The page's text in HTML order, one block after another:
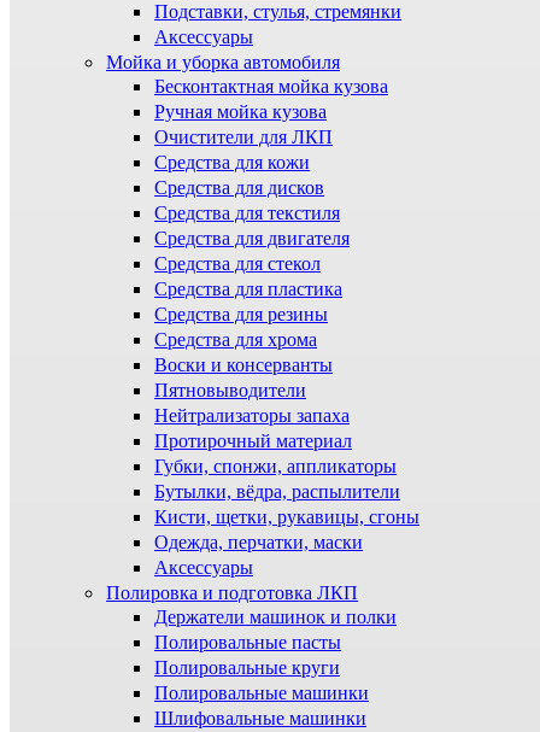
Подставки, стулья, стремянки
Аксессуары
Мойка и уборка автомобиля
Бесконтактная мойка кузова
Ручная мойка кузова
Очистители для ЛКП
Средства для кожи
Средства для дисков
Средства для текстиля
Средства для двигателя
Средства для стекол
Средства для пластика
Средства для резины
Средства для хрома
Воски и консерванты
Пятновыводители
Нейтрализаторы запаха
Протирочный материал
Губки, спонжи, аппликаторы
Бутылки, вёдра, распылители
Кисти, щетки, рукавицы, сгоны
Одежда, перчатки, маски
Аксессуары
Полировка и подготовка ЛКП
Держатели машинок и полки
Полировальные пасты
Полировальные круги
Полировальные машинки
Шлифовальные машинки